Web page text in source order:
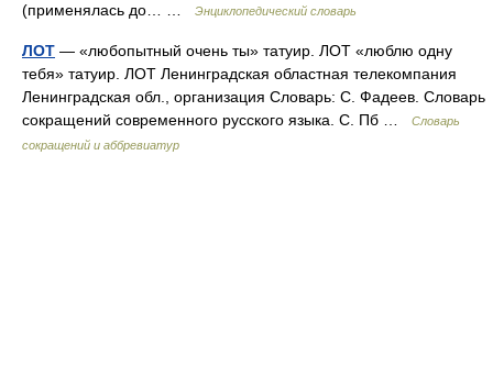
(применялась до… …
Энциклопедический словарь
ЛОТ — «любопытный очень ты» татуир. ЛОТ «люблю одну
тебя» татуир. ЛОТ Ленинградская областная телекомпания
Ленинградская обл., организация Словарь: С. Фадеев. Словарь
сокращений современного русского языка. С. Пб …
Словарь
сокращений и аббревиатур